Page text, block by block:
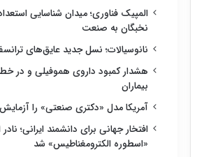
المپیک فناوری؛ میدان شناسایی
نخبگان به صنعت
نانوسیالات؛ نسل جدید عایق‌های
هشدار کمبود داروی هموفیلی و در
بیماران
آمریکا مدل «دکتری صنعتی» را
افتخار جهانی برای دانشمند ایرانی؛
«اسطوره الکترومغناطیس» شد